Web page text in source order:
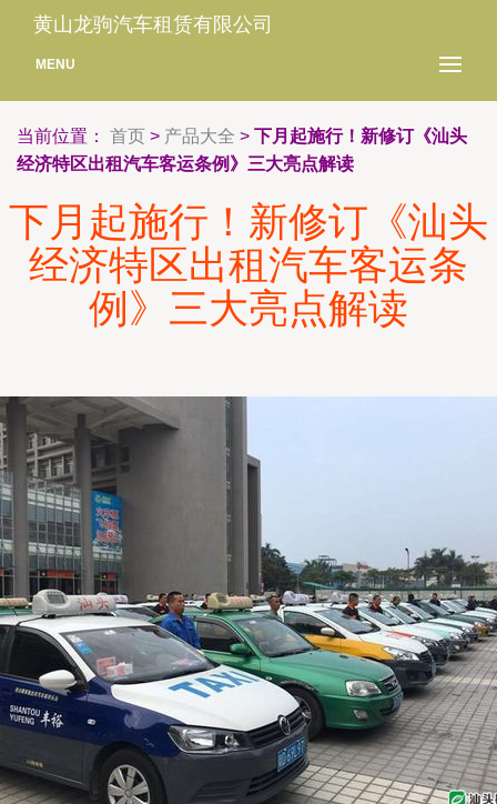
黄山龙驹汽车租赁有限公司
MENU
当前位置： 首页 > 产品大全 > 下月起施行！新修订《汕头
经济特区出租汽车客运条例》三大亮点解读
下月起施行！新修订《汕头
经济特区出租汽车客运条
例》三大亮点解读